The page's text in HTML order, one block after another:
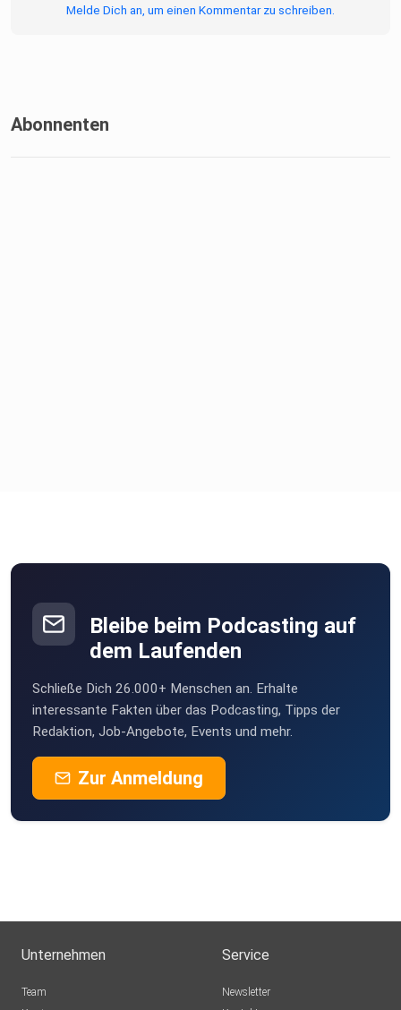
Melde Dich an, um einen Kommentar zu schreiben.
Abonnenten
Bleibe beim Podcasting auf
dem Laufenden
Schließe Dich 26.000+ Menschen an. Erhalte
interessante Fakten über das Podcasting, Tipps der
Redaktion, Job-Angebote, Events und mehr.
Zur Anmeldung
Unternehmen
Team
Service
Newsletter